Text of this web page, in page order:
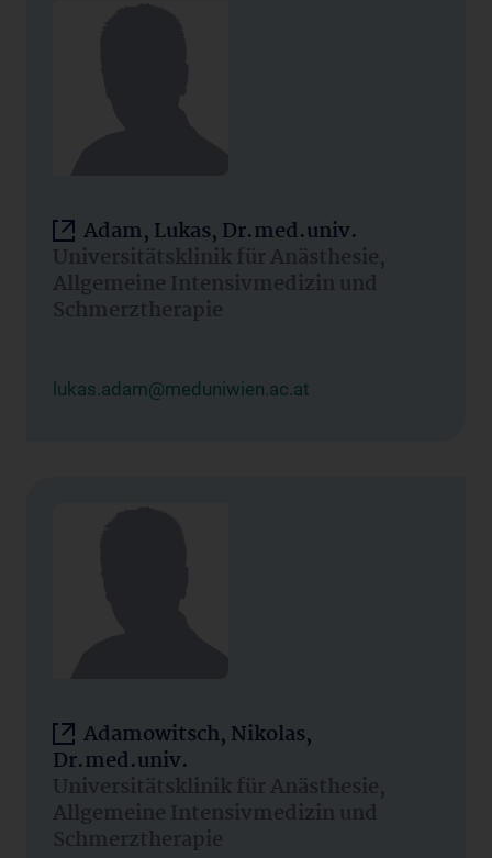
Adam, Lukas, Dr.med.univ.
Universitätsklinik für Anästhesie,
Allgemeine Intensivmedizin und
Schmerztherapie
lukas.adam@meduniwien.ac.at
Adamowitsch, Nikolas,
Dr.med.univ.
Universitätsklinik für Anästhesie,
Allgemeine Intensivmedizin und
Schmerztherapie